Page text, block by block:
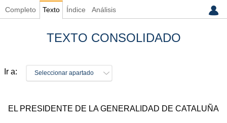
Completo Texto Índice Análisis
TEXTO CONSOLIDADO
Ir a: Seleccionar apartado
EL PRESIDENTE DE LA GENERALIDAD DE CATALUÑA